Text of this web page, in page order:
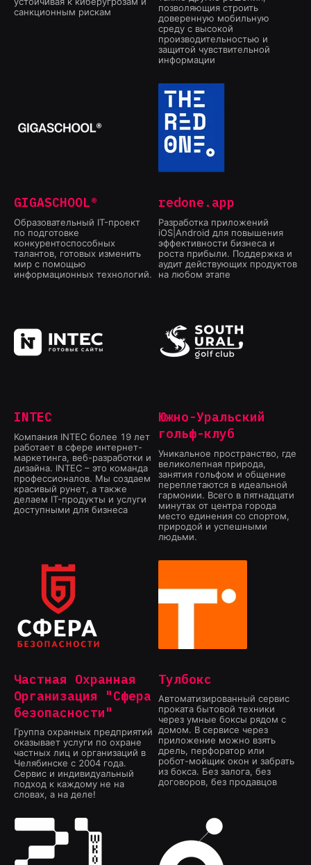
санкционным рискам
позволяющия строить
доверенную мобильную
среду с высокой
производительностью и
защитой чувствительной
информации
GIGASCHOOL®
Образовательный IT-проект
по подготовке
конкурентоспособных
талантов, готовых изменить
мир с помощью
информационных технологий.
redone.app
Разработка приложений
iOS|Android для повышения
эффективности бизнеса и
роста прибыли. Поддержка и
аудит действующих продуктов
на любом этапе
INTEC
Компания INTEC более 19 лет
работает в сфере интернет-
маркетинга, веб-разработки и
дизайна. INTEC – это команда
профессионалов. Мы создаем
красивый рунет, а также
делаем IT-продукты и услуги
доступными для бизнеса
Южно-Уральский
гольф-клуб
Уникальное пространство, где
великолепная природа,
занятия гольфом и общение
переплетаются в идеальной
гармонии. Всего в пятнадцати
минутах от центра города
место единения со спортом,
природой и успешными
людьми.
Частная Охранная
Организация "Сфера
безопасности"
Группа охранных предприятий
оказывает услуги по охране
частных лиц и организаций в
Челябинске с 2004 года.
Сервис и индивидуальный
подход к каждому не на
словах, а на деле!
Тулбокс
Автоматизированный сервис
проката бытовой техники
через умные боксы рядом с
домом. В сервисе через
приложение можно взять
дрель, перфоратор или
робот-мойщик окон и забрать
из бокса. Без залога, без
договоров, без продавцов